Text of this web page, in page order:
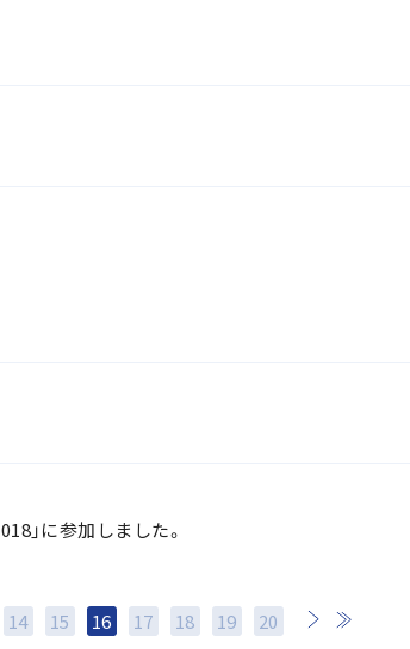
」に参加しました。
14 15 16 17 18 19 20
次 最後